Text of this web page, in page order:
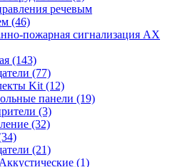
речевым
(46)
пожарная сигнализация AX
(143)
(77)
Kit (12)
панели (19)
(3)
(32)
(21)
Аккустические (1)